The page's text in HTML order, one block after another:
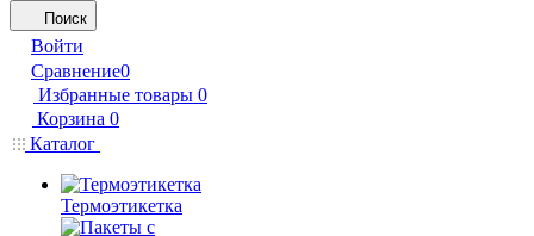
Поиск
Войти
Сравнение0
Избранные товары 0
Корзина 0
Каталог
Термоэтикетка